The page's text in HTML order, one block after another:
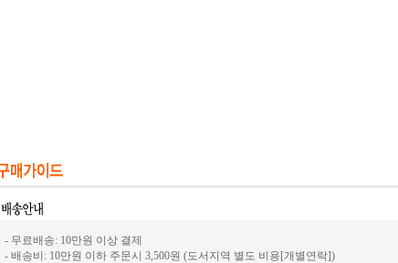
- 무료배송: 10만원 이상 결제
- 배송비: 10만원 이하 주문시 3,500원 (도서지역 별도 비용[개별연락])